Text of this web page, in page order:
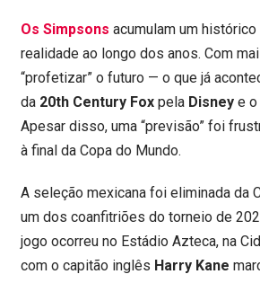
Os Simpsons acumulam um
realidade ao longo dos anos. Com
“profetizar” o futuro —o que já
da 20th Century Fox pela Disney e
Apesar disso, uma “previsão” foi
à final da Copa do Mundo.
A seleção mexicana foi eliminada da
um dos coanfitriões do torneio de
jogo ocorreu no Estádio Azteca, na
com o capitão inglês Harry Kane